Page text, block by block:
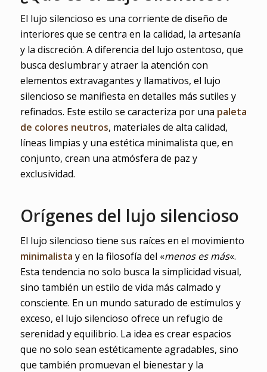
El lujo silencioso es una corriente de diseño de
interiores que se centra en la calidad, la artesanía
y la discreción. A diferencia del lujo ostentoso, que
busca deslumbrar y atraer la atención con
elementos extravagantes y llamativos, el lujo
silencioso se manifiesta en detalles más sutiles y
refinados. Este estilo se caracteriza por una paleta
de colores neutros, materiales de alta calidad,
líneas limpias y una estética minimalista que, en
conjunto, crean una atmósfera de paz y
exclusividad.
Orígenes del lujo silencioso
El lujo silencioso tiene sus raíces en el movimiento
minimalista y en la filosofía del «menos es más«.
Esta tendencia no solo busca la simplicidad visual,
sino también un estilo de vida más calmado y
consciente. En un mundo saturado de estímulos y
exceso, el lujo silencioso ofrece un refugio de
serenidad y equilibrio. La idea es crear espacios
que no solo sean estéticamente agradables, sino
que también promuevan el bienestar y la